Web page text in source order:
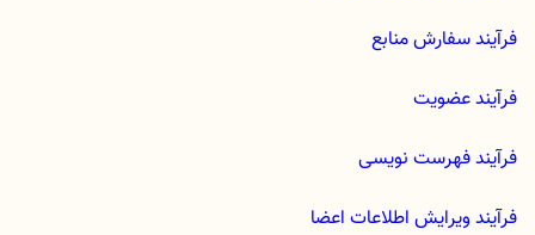
فرآیند سفارش منابع
فرآیند عضویت
فرآیند فهرست نویسی
فرآیند ویرایش اطلاعات اعضا